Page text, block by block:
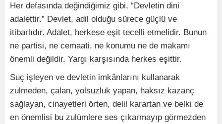
Her defasında değindiğimiz gibi, “Devletin dini
adalettir.” Devlet, adil olduğu sürece güçlü ve
itibarlıdır. Adalet, herkese eşit tecelli etmelidir. Bunun
ne partisi, ne cemaati, ne konumu ne de makamı
önemli değildir. Yargı karşısında herkes eşittir.
Suç işleyen ve devletin imkânlarını kullanarak
zulmeden, çalan, yolsuzluk yapan, haksız kazanç
sağlayan, cinayetleri örten, delil karartan ve belki de
en önemlisi bu zulümlere ses çıkarmayıp görmezden